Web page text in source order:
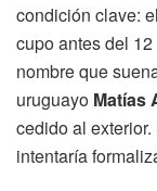
condición clave:
cupo antes del
nombre que
uruguayo Matías
cedido al
intentaría